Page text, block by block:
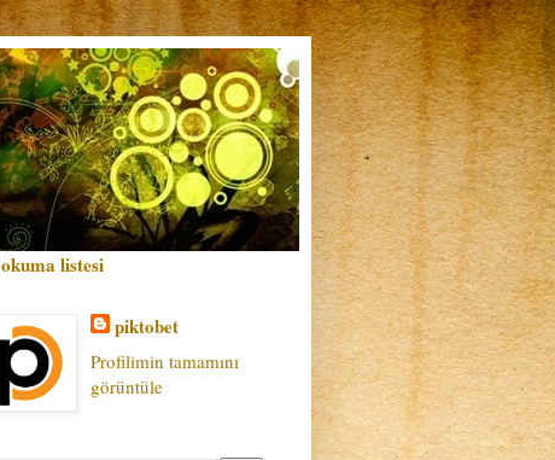
okuma listesi
piktobet
Profilimin tamamını
görüntüle